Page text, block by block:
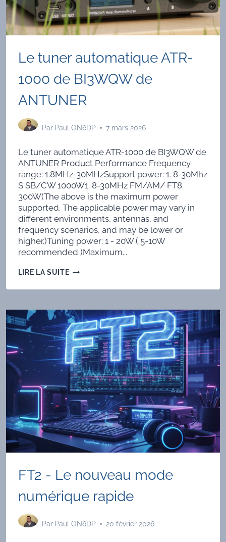
Le tuner automatique ATR-
1000 de BI3WQW de
ANTUNER
Par Paul ON6DP 7 mars 2026
Le tuner automatique ATR-1000 de BI3WQW de
ANTUNER Product Performance Frequency
range: 1.8MHz-30MHzSupport power: 1. 8-30Mhz
S SB/CW 1000W1. 8-30MHz FM/AM/ FT8
300W(The above is the maximum power
supported. The applicable power may vary in
different environments, antennas, and
frequency scenarios, and may be lower or
higher.)Tuning power: 1 - 20W ( 5-10W
recommended )Maximum...
LIRE LA SUITELE
AUTOMATIQUE
DE
BI3WQW
DE
ANTUNER
FT2 - Le nouveau mode
numérique rapide
Par Paul ON6DP 20 février 2026